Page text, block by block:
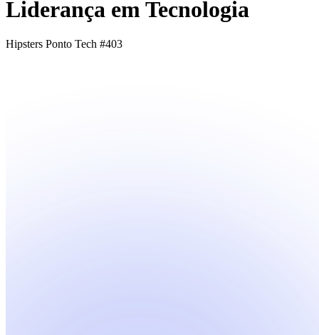
Liderança em Tecnologia
Hipsters Ponto Tech #403